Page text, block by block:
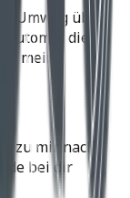
Umweg über
die
meine
zu mir nach
bei dir